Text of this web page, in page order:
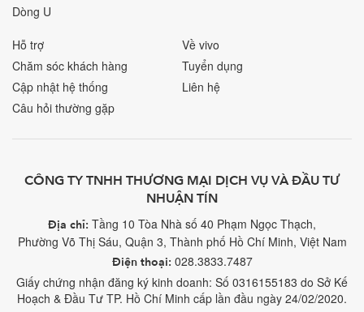
Dòng U
Hỗ trợ
Chăm sóc khách hàng
Cập nhật hệ thống
Câu hỏi thường gặp
Về vivo
Tuyển dụng
Liên hệ
CÔNG TY TNHH THƯƠNG MẠI DỊCH VỤ VÀ ĐẦU TƯ
NHUẬN TÍN
Địa chỉ: Tầng 10 Tòa Nhà số 40 Phạm Ngọc Thạch,
Phường Võ Thị Sáu, Quận 3, Thành phố Hồ Chí Minh, Việt Nam
Điện thoại: 028.3833.7487
Giấy chứng nhận đăng ký kinh doanh: Số 0316155183 do Sở Kế
Hoạch & Đầu Tư TP. Hồ Chí Minh cấp lần đầu ngày 24/02/2020.